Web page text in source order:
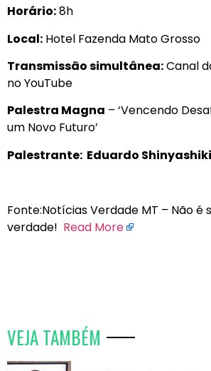
Horário:8h
Local: Hotel Fazenda Mato Grosso
Transmissão simultânea:Canal
no YouTube
Palestra Magna – ‘Vencendo
um Novo Futuro’
Palestrante: Eduardo Shinyashiki
Fonte:Notícias Verdade MT – Não é
verdade! Read More
VEJA TAMBÉM